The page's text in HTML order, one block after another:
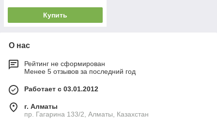
Купить
О нас
Рейтинг не сформирован
Менее 5 отзывов за последний год
Работает с 03.01.2012
г. Алматы
пр. Гагарина 133/2, Алматы, Казахстан